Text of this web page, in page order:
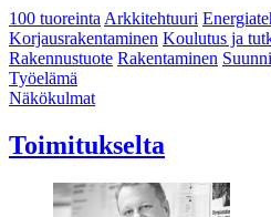
100 tuoreintaArkkitehtuuri
Korjausrakentaminen Koulutus ja
Rakennustuote Rakentaminen
Työelämä
Näkökulmat
Toimitukselta